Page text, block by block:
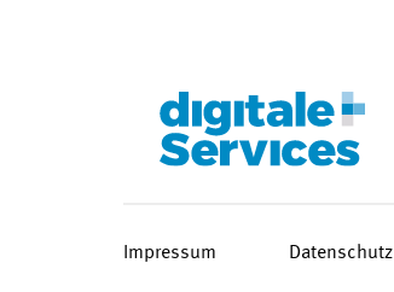
Impressum Datenschutz